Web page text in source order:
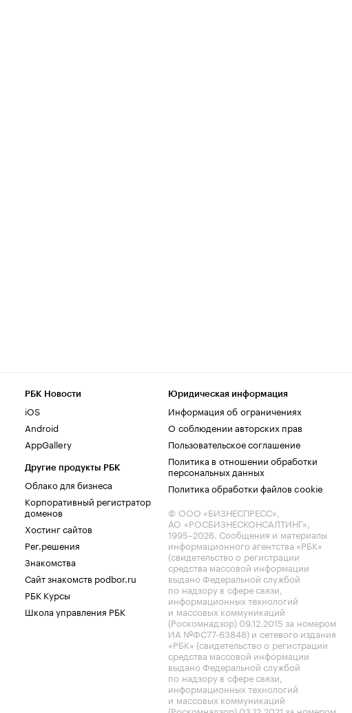
РБК Новости
iOS
Android
AppGallery
Другие продукты РБК
Облако для бизнеса
Корпоративный регистратор
доменов
Хостинг сайтов
Рег.решения
Знакомства
Сайт знакомств podbor.ru
РБК Курсы
Школа управления РБК
Юридическая информация
Информация об ограничениях
О соблюдении авторских прав
Пользовательское соглашение
Политика в отношении обработки
персональных данных
Политика обработки файлов cookie
© ООО «БИЗНЕСПРЕСС»,
АО «РОСБИЗНЕСКОНСАЛТИНГ»,
1995–2026. Сообщения и материалы
информационного агентства «РБК»
(свидетельство о регистрации
средства массовой информации
выдано Федеральной службой
по надзору в сфере связи,
информационных технологий
и массовых коммуникаций
(Роскомнадзор) 09.12.2015 за номером
ИА №ФС77-63848) и сетевого издания
«РБК» (свидетельство о регистрации
средства массовой информации
выдано Федеральной службой
по надзору в сфере связи,
информационных технологий
и массовых коммуникаций
(Роскомнадзор) 03.12.2021 за номером